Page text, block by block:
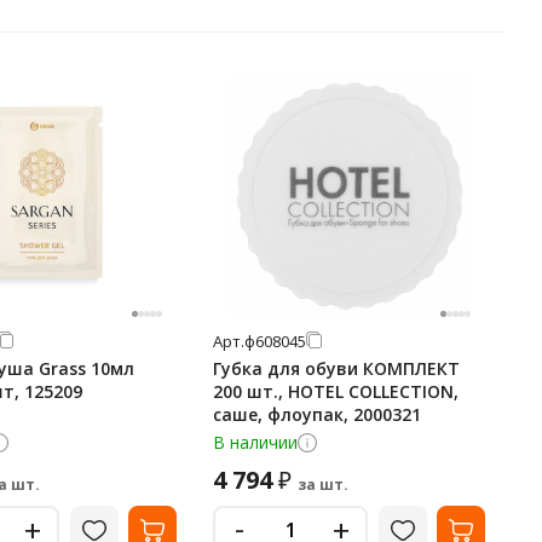
Grass 10мл
125209
шт.
+
Арт.ф608045
Губка для обуви КОМПЛЕКТ
200 шт., HOTEL COLLECTION,
саше, флоупак, 2000321
В наличии
4 794₽ за шт.
- +